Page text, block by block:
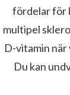
fördelar för
multipel
D-vitamin när
Du kan